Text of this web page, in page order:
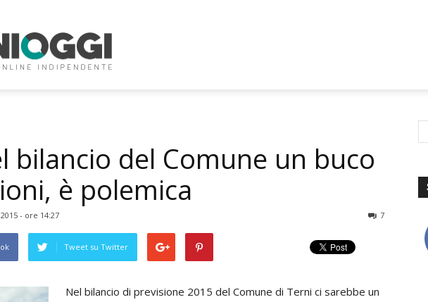
bilancio del Comune un buco
è polemica
- ore 14:27 7
Tweet su Twitter
Nel bilancio di previsione 2015 del Comune di Terni ci sarebbe un